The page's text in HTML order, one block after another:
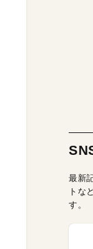
最新
トな
す。